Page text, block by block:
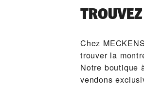
Chez
trouver la
Notre boutique
vendons